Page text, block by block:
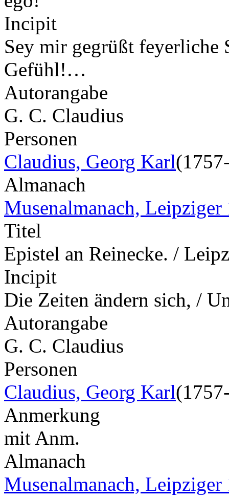
Incipit
Sey mir gegrüßt
Gefühl!…
Autorangabe
G. C. Claudius
Personen
Claudius, Georg Karl
Almanach
Musenalmanach, Leipziger
Titel
Epistel an Reinecke. /
Incipit
Die Zeiten ändern sich, /
Autorangabe
G. C. Claudius
Personen
Claudius, Georg Karl
Anmerkung
mit Anm.
Almanach
Musenalmanach, Leipziger